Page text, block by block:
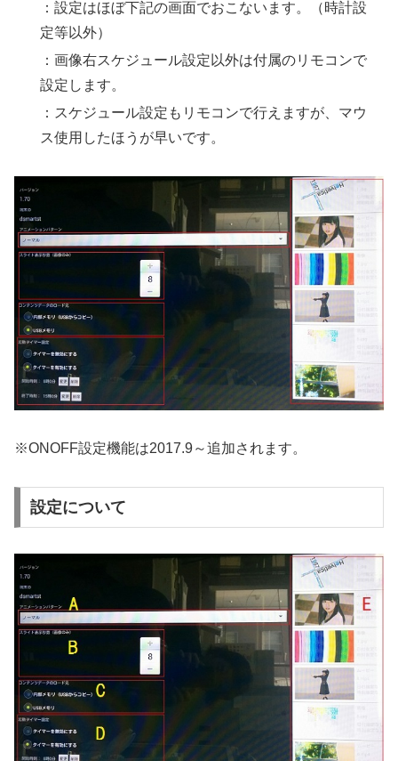
：設定はほぼ下記の画面でおこないます。（時計設
定等以外）
：画像右スケジュール設定以外は付属のリモコンで
設定します。
：スケジュール設定もリモコンで行えますが、マウ
ス使用したほうが早いです。
※ONOFF設定機能は2017.9～追加されます。
設定について